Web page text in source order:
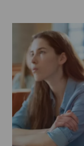
Modules
votre formation ! ">